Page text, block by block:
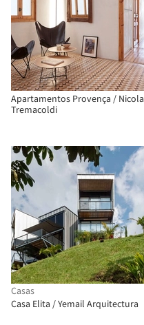
Apartamentos Provença / Nicola
Tremacoldi
Casas
Casa Elita / Yemail Arquitectura